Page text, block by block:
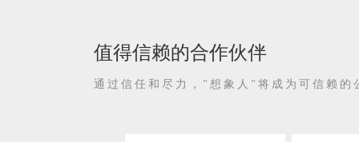
值得信赖的合作伙伴
通过信任和尽力，"想象人"将成为可信赖的